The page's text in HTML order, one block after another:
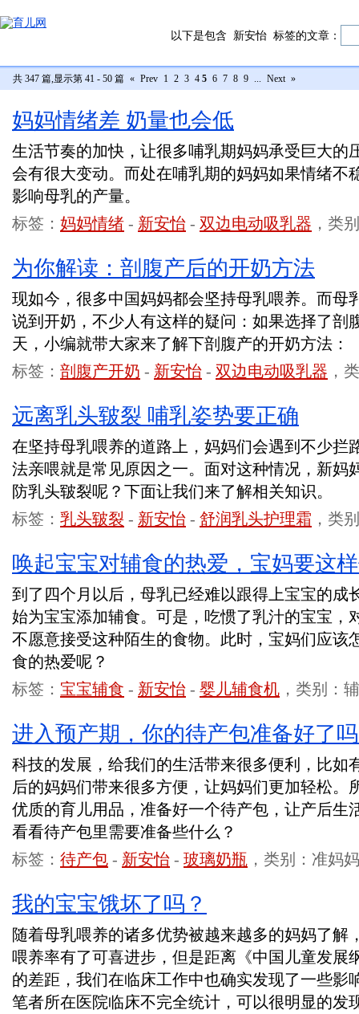
以下是包含 新安怡 标签的文章：
共 347 篇,显示第 41 - 50 篇 « Prev 1 2 3 4 5 6 7 8 9 ... Next »
妈妈情绪差 奶量也会低
生活节奏的加快，让很多哺乳期妈妈承受巨大的
会有很大变动。而处在哺乳期的妈妈如果情绪不
影响母乳的产量。
标签： 妈妈情绪 - 新安怡 - 双边电动吸乳器 ，类
为你解读：剖腹产后的开奶方法
现如今，很多中国妈妈都会坚持母乳喂养。而母
说到开奶，不少人有这样的疑问：如果选择了剖
天，小编就带大家来了解下剖腹产的开奶方法：
标签： 剖腹产开奶 - 新安怡 - 双边电动吸乳器 ，
远离乳头皲裂 哺乳姿势要正确
在坚持母乳喂养的道路上，妈妈们会遇到不少拦
法亲喂就是常见原因之一。面对这种情况，新妈
防乳头皲裂呢？下面让我们来了解相关知识。
标签： 乳头皲裂 - 新安怡 - 舒润乳头护理霜 ，类
唤起宝宝对辅食的热爱，宝妈要这
到了四个月以后，母乳已经难以跟得上宝宝的成
始为宝宝添加辅食。可是，吃惯了乳汁的宝宝，
不愿意接受这种陌生的食物。此时，宝妈们应该
食的热爱呢？
标签： 宝宝辅食 - 新安怡 - 婴儿辅食机 ，类别：
进入预产期，你的待产包准备好了
科技的发展，给我们的生活带来很多便利，比如
后的妈妈们带来很多方便，让妈妈们更加轻松。
优质的育儿用品，准备好一个待产包，让产后生
看看待产包里需要准备些什么？
标签： 待产包 - 新安怡 - 玻璃奶瓶 ，类别：准妈
我的宝宝饿坏了吗？
随着母乳喂养的诸多优势被越来越多的妈妈了解
喂养率有了可喜进步，但是距离《中国儿童发展
的差距，我们在临床工作中也确实发现了一些影
笔者所在医院临床不完全统计，可以很明显的发